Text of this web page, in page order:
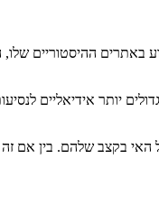
ההיסטוריים
בקצב שלהם. בין אם זה